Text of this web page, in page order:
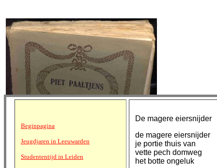
Beginpagina
Jeugdjaren in Leeuwarden
Studententijd in Leiden
De magere eiersnijder
de magere eiersnijder
je portie thuis van
vette pech domweg
het botte ongeluk